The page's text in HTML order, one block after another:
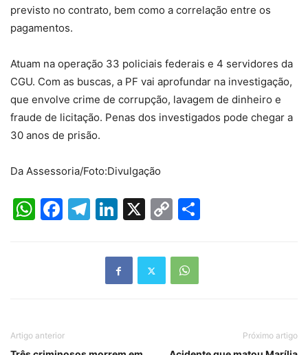
previsto no contrato, bem como a correlação entre os
pagamentos.
Atuam na operação 33 policiais federais e 4 servidores da
CGU. Com as buscas, a PF vai aprofundar na investigação,
que envolve crime de corrupção, lavagem de dinheiro e
fraude de licitação. Penas dos investigados pode chegar a
30 anos de prisão.
Da Assessoria/Foto:Divulgação
WhatsApp
Facebook
Telegram
LinkedIn
X
Copy
Artigo anterior Próximo artigo